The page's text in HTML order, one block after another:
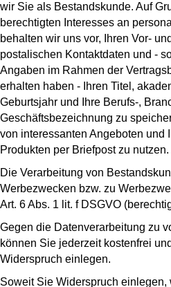
wir Sie als Bestandskunde. Auf
berechtigten Interesses an
behalten wir uns vor, Ihren Vor-
postalischen Kontaktdaten und -
Angaben im Rahmen der
erhalten haben - Ihren Titel,
Geburtsjahr und Ihre Berufs-,
Geschäftsbezeichnung zu
von interessanten Angeboten und
Produkten per Briefpost zu nutzen.
Die Verarbeitung von
Werbezwecken bzw. zu
Art. 6 Abs. 1 lit. f DSGVO
Gegen die Datenverarbeitung zu
können Sie jederzeit kostenfrei
Widerspruch einlegen.
Soweit Sie Widerspruch einlegen,